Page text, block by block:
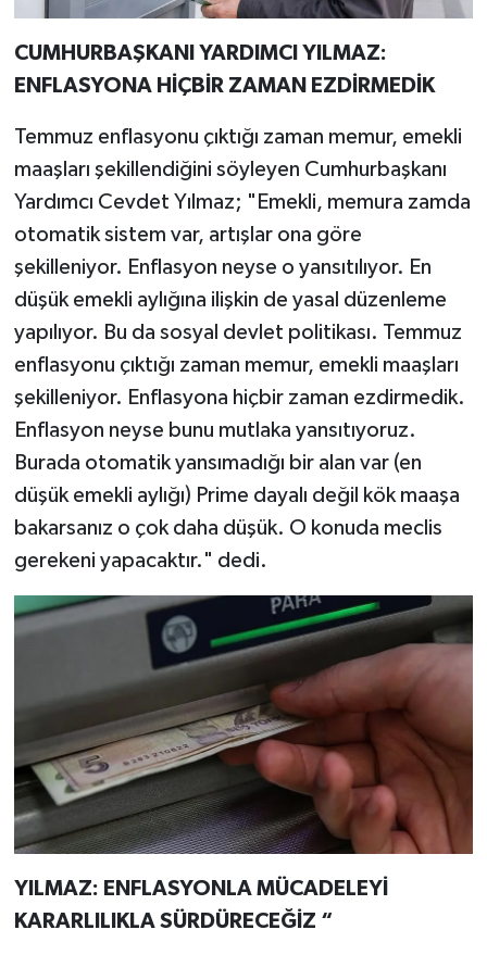
CUMHURBAŞKANI YARDIMCI YILMAZ:
ENFLASYONA HİÇBİR ZAMAN EZDİRMEDİK
Temmuz enflasyonu çıktığı zaman memur, emekli
maaşları şekillendiğini söyleyen Cumhurbaşkanı
Yardımcı Cevdet Yılmaz; "Emekli, memura zamda
otomatik sistem var, artışlar ona göre
şekilleniyor. Enflasyon neyse o yansıtılıyor. En
düşük emekli aylığına ilişkin de yasal düzenleme
yapılıyor. Bu da sosyal devlet politikası. Temmuz
enflasyonu çıktığı zaman memur, emekli maaşları
şekilleniyor. Enflasyona hiçbir zaman ezdirmedik.
Enflasyon neyse bunu mutlaka yansıtıyoruz.
Burada otomatik yansımadığı bir alan var (en
düşük emekli aylığı) Prime dayalı değil kök maaşa
bakarsanız o çok daha düşük. O konuda meclis
gerekeni yapacaktır." dedi.
YILMAZ: ENFLASYONLA MÜCADELEYİ
KARARLILIKLA SÜRDÜRECEĞİZ “